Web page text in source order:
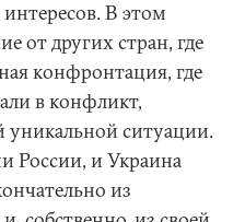
В этом
от других стран, где
конфронтация, где
в конфликт,
уникальной ситуации.
России, и Украина
из